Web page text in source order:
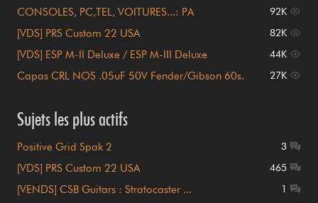
CONSOLES, PC,TEL, VOITURES...: PA
92K
[VDS] PRS Custom 22 USA 82K
[VDS] ESP M-II Deluxe / ESP M-III Deluxe 44K
Capas CRL NOS .05uF 50V Fender/Gibson 60s. 27K
Sujets les plus actifs
Positive Grid Spak 2 3
[VDS] PRS Custom 22 USA 465
[VENDS] CSB Guitars : Stratocaster ... 1